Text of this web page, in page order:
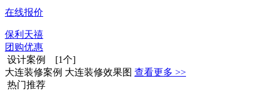
在线报价
保利天禧
团购优惠
设计案例 [1个]
大连装修案例 大连装修效果图 查看更多 >>
热门推荐